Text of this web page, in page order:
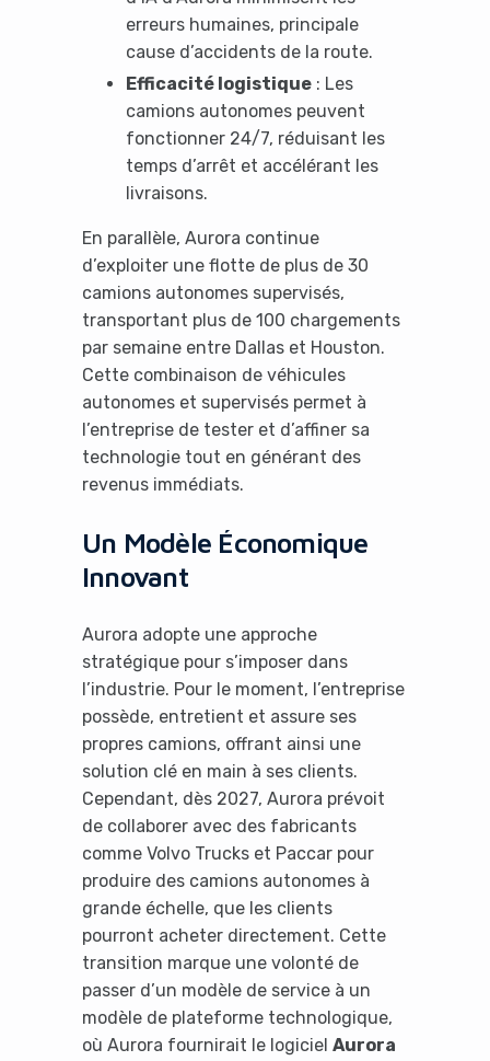
erreurs humaines, principale
cause d’accidents de la route.
Efficacité logistique: Les
camions autonomes peuvent
fonctionner 24/7, réduisant les
temps d’arrêt et accélérant les
livraisons.
En parallèle, Aurora continue
d’exploiter une flotte de plus de 30
camions autonomes supervisés,
transportant plus de 100 chargements
par semaine entre Dallas et Houston.
Cette combinaison de véhicules
autonomes et supervisés permet à
l’entreprise de tester et d’affiner sa
technologie tout en générant des
revenus immédiats.
Un Modèle Économique
Innovant
Aurora adopte une approche
stratégique pour s’imposer dans
l’industrie. Pour le moment, l’entreprise
possède, entretient et assure ses
propres camions, offrant ainsi une
solution clé en main à ses clients.
Cependant, dès 2027, Aurora prévoit
de collaborer avec des fabricants
comme Volvo Trucks et Paccar pour
produire des camions autonomes à
grande échelle, que les clients
pourront acheter directement. Cette
transition marque une volonté de
passer d’un modèle de service à un
modèle de plateforme technologique,
où Aurora fournirait le logiciel Aurora